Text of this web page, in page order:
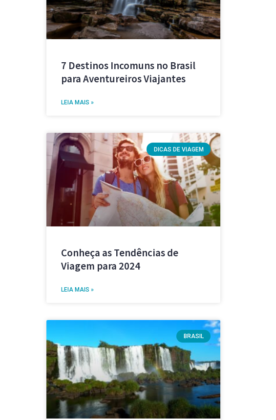
7 Destinos Incomuns no Brasil
para Aventureiros Viajantes
LEIA MAIS »
DICAS DE VIAGEM
Conheça as Tendências de
Viagem para 2024
LEIA MAIS »
BRASIL